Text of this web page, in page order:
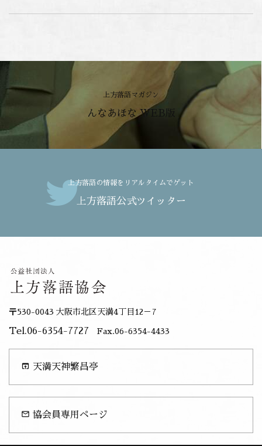
上方落語マガジン
んなあほな WEB版
上方落語の情報をリアルタイムでゲット
上方落語公式ツイッター
〒530-0043 大阪市北区天満4丁目12－7
Tel.06-6354-7727 Fax.06-6354-4433
open_in_browser 天満天神繁昌亭
mail_outline 協会員専用ページ